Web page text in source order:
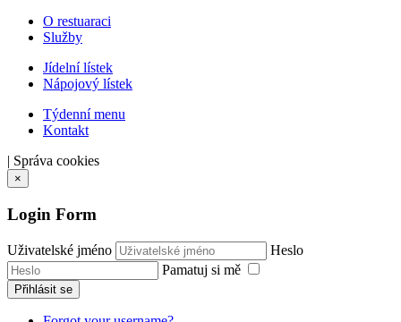
O restuaraci
Služby
Jídelní lístek
Nápojový lístek
Týdenní menu
Kontakt
| Správa cookies
×
Login Form
Uživatelské jméno
Heslo
Pamatuj si mě
Přihlásit se